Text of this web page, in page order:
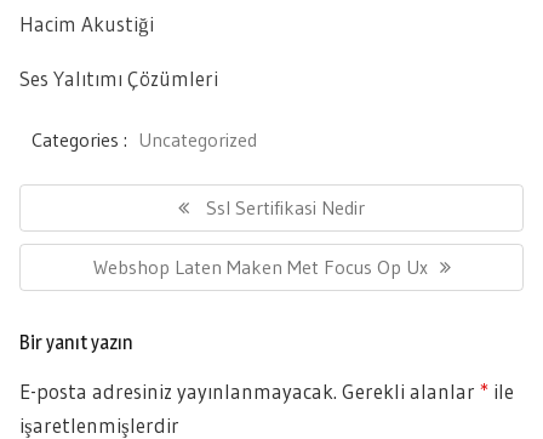
Hacim Akustiği
Ses Yalıtımı Çözümleri
Categories : Uncategorized
Previous
Post:
Ssl Sertifikasi Nedir
Next
Post:
Webshop Laten Maken Met Focus Op Ux
Bir yanıt yazın
E-posta adresiniz yayınlanmayacak. Gerekli alanlar * ile
işaretlenmişlerdir